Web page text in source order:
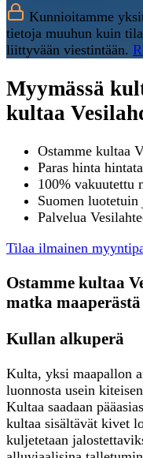
Kunnioitamme
tietoja muuhun kuin
liittyvään viestintään.
Myymässä
kultaa
Ostamme kultaa
Paras hinta
100% vakuutettu
Suomen
Palvelua
Tilaa ilmainen
Ostamme kultaa
matka
Kullan alkuperä
Kulta, yksi maapallon
luonnosta usein
Kultaa saadaan
kultaa sisältävät kivet
kuljetetaan